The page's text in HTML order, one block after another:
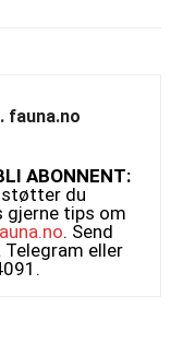
fauna.no
ABONNENT:
støtter du
gjerne tips om
. Send
eller